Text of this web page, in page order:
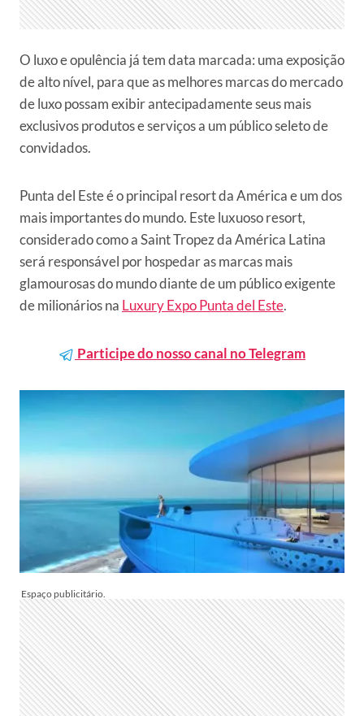
O luxo e opulência já tem data marcada: uma exposição
de alto nível, para que as melhores marcas do mercado
de luxo possam exibir antecipadamente seus mais
exclusivos produtos e serviços a um público seleto de
convidados.
Punta del Este é o principal resort da América e um dos
mais importantes do mundo. Este luxuoso resort,
considerado como a Saint Tropez da América Latina
será responsável por hospedar as marcas mais
glamourosas do mundo diante de um público exigente
de milionários na Luxury Expo Punta del Este.
Participe do nosso canal no Telegram